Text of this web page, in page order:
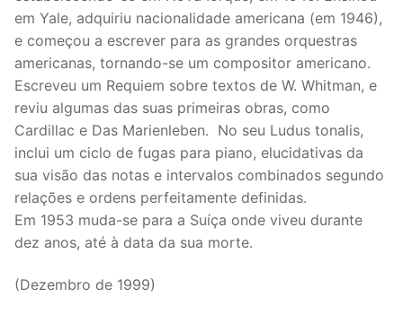
em Yale, adquiriu nacionalidade americana (em 1946),
e começou a escrever para as grandes orquestras
americanas, tornando-se um compositor americano.
Escreveu um Requiem sobre textos de W. Whitman, e
reviu algumas das suas primeiras obras, como
Cardillac e Das Marienleben. No seu Ludus tonalis,
inclui um ciclo de fugas para piano, elucidativas da
sua visão das notas e intervalos combinados segundo
relações e ordens perfeitamente definidas.
Em 1953 muda-se para a Suíça onde viveu durante
dez anos, até à data da sua morte.
(Dezembro de 1999)